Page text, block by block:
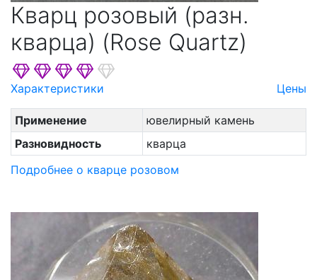
Кварц розовый (разн.
кварца) (Rose Quartz)
Характеристики Цены
Применение
ювелирный камень
Разновидность
кварца
Подробнее о кварце розовом